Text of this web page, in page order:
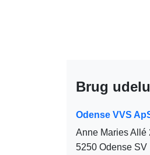
Brug
Odense VVS
Anne Maries Allé
5250 Odense SV